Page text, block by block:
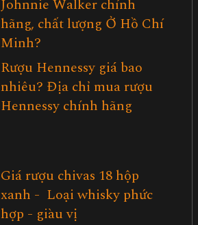
Johnnie Walker chính
hãng, chất lượng Ở Hồ Chí
Minh?
Rượu Hennessy giá bao
nhiêu? Địa chỉ mua rượu
Hennessy chính hãng
Giá rượu chivas 18 hộp
xanh - Loại whisky phức
hợp - giàu vị